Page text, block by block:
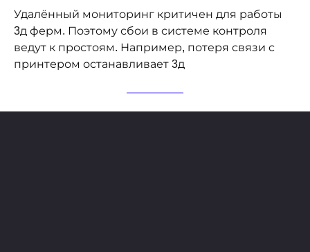
Удалённый мониторинг критичен для работы
3д ферм. Поэтому сбои в системе контроля
ведут к простоям. Например, потеря связи с
принтером останавливает 3д